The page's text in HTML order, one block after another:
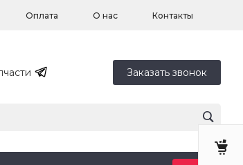
Оплата О нас Контакты
Заказать звонок